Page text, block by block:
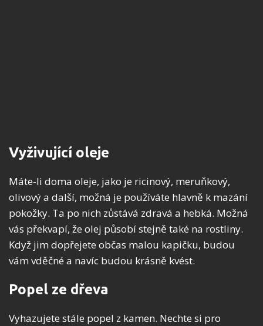
Vyživující oleje
Máte-li doma oleje, jako je ricinový, meruňkový,
olivový a další, možná je používáte hlavně k mazání
pokožky. Ta po nich zůstává zdravá a hebká. Možná
vás překvapí, že olej působí stejně také na rostliny.
Když jim dopřejete občas malou kapičku, budou
vám vděčné a navíc budou krásně kvést.
Popel ze dřeva
Vyhazujete stále popel z kamen. Nechte si pro